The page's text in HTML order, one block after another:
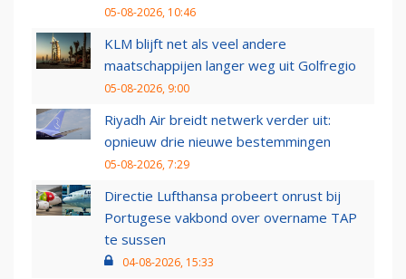
05-08-2026, 10:46
KLM blijft net als veel andere
maatschappijen langer weg uit Golfregio
05-08-2026, 9:00
Riyadh Air breidt netwerk verder uit:
opnieuw drie nieuwe bestemmingen
05-08-2026, 7:29
Directie Lufthansa probeert onrust bij
Portugese vakbond over overname TAP
te sussen
04-08-2026, 15:33